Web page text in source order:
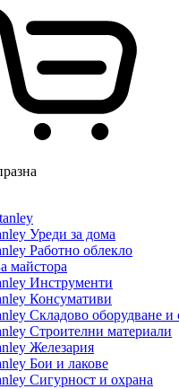
Уреди за дома
Работно облекло
майстора
Инструменти
Консумативи
Складово оборудване и
Строителни материали
Железария
Бои и лакове
Сигурност и охрана